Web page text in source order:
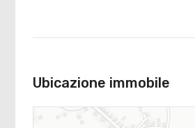
Ubicazione immobile